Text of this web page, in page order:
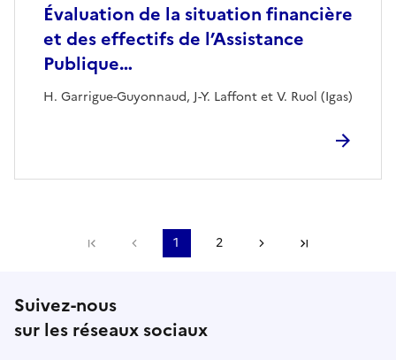
Évaluation de la situation financière
et des effectifs de l’Assistance
Publique…
H. Garrigue-Guyonnaud, J-Y. Laffont et V. Ruol (Igas)
Première pagePage précédente
1 2 Page suivante
Suivez-nous
sur les réseaux sociaux